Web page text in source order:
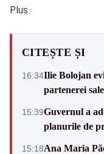
Plus.
CITEȘTE ȘI
16:34Ilie Bolojan
partenerei
15:39Guvernul a
planurile de
15:18Ana Maria